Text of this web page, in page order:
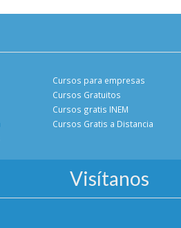
Cursos para empresas
Cursos Gratuitos
Cursos gratis INEM
Cursos Gratis a Distancia
Visítanos